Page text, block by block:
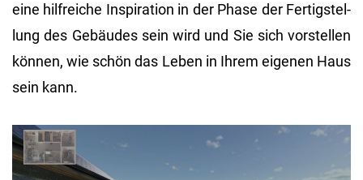
eine hilf­rei­che In­spi­ra­ti­on in der Phase der Fer­tig­stel­
lung des Ge­bäu­des sein wird und Sie sich vor­stel­len
kön­nen, wie schön das Leben in Ihrem ei­ge­nen Haus
sein kann.